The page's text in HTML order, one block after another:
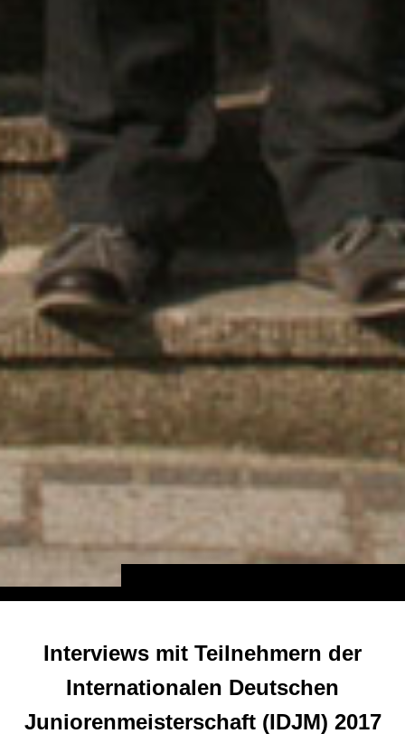
Interviews mit Teilnehmern der
Internationalen Deutschen
Juniorenmeisterschaft (IDJM) 2017